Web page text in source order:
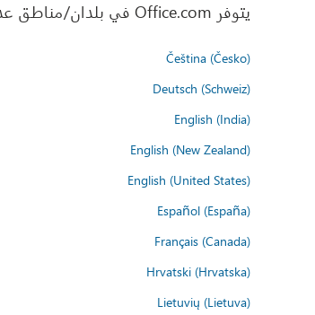
يتوفر Office.com في بلدان/مناطق عدة. اختر تفضيلات اللغة أدناه.
Čeština (Česko)
Deutsch (Schweiz)
English (India)
English (New Zealand)
English (United States)
Español (España)
Français (Canada)
Hrvatski (Hrvatska)
Lietuvių (Lietuva)